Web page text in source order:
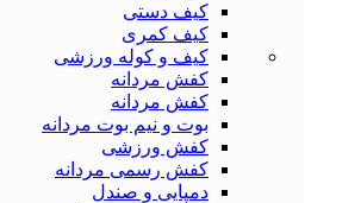
کیف دستی
کیف کمری
کیف و کوله ورزشی
کفش مردانه
کفش مردانه
بوت و نیم بوت مردانه
کفش ورزشی
کفش رسمی مردانه
دمپایی و صندل